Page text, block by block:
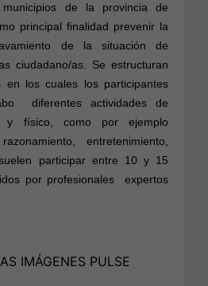
de la provincia de
principal finalidad prevenir la
de la situación de
ciudadano/as. Se estructuran
los cuales los participantes
diferentes actividades de
y físico, como por ejemplo
entretenimiento,
participar entre 10 y 15
por profesionales expertos
IMÁGENES PULSE